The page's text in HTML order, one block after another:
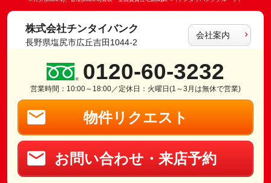
株式会社チンタイバンク
長野県塩尻市広丘吉田1044-2
会社案内
0120-60-3232
営業時間：10:00～18:00／定休日：火曜日(1～3月は無休で営業)
物件リクエスト
お問い合わせ・来店予約